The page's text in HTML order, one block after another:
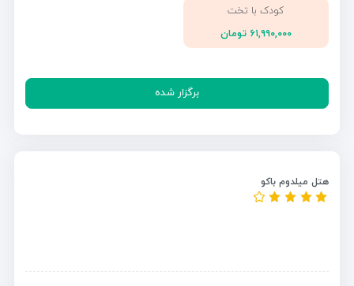
کودک با تخت
۶۱,۹۹۰,۰۰۰ تومان
برگزار شده
هتل میلدوم باکو